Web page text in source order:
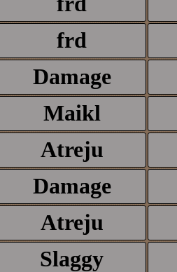
frd
Damage
Maikl
Atreju
Damage
Atreju
Slaggy